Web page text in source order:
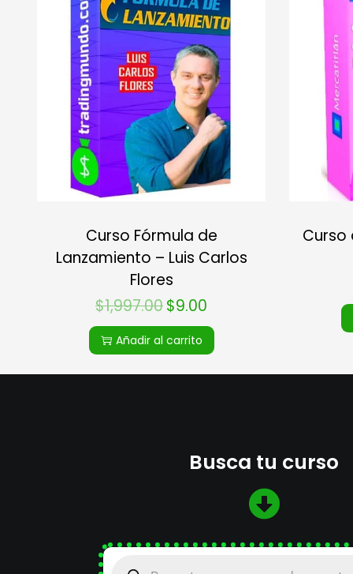
Curso Fórmula de
Lanzamiento – Luis Carlos
Flores
$1,997.00$9.00
Añadir al carrito
Curso
Busca tu curso